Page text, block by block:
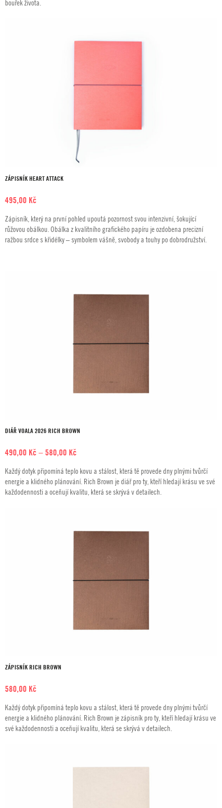
bouřek života.
ZÁPISNÍK HEART ATTACK
495,00 Kč
Zápisník, který na první pohled upoutá pozornost svou intenzivní, šokující
růžovou obálkou. Obálka z kvalitního grafického papíru je ozdobena precizní
ražbou srdce s křidélky – symbolem vášně, svobody a touhy po dobrodružství.
DIÁŘ VOALA 2026 RICH BROWN
490,00 Kč –580,00 Kč
490,00 Kč
až
580,00 Kč
Každý dotyk připomíná teplo kovu a stálost, která tě provede dny plnými tvůrčí
energie a klidného plánování. Rich Brown je diář pro ty, kteří hledají krásu ve své
každodennosti a oceňují kvalitu, která se skrývá v detailech.
ZÁPISNÍK RICH BROWN
580,00 Kč
Každý dotyk připomíná teplo kovu a stálost, která tě provede dny plnými tvůrčí
energie a klidného plánování. Rich Brown je zápisník pro ty, kteří hledají krásu ve
své každodennosti a oceňují kvalitu, která se skrývá v detailech.